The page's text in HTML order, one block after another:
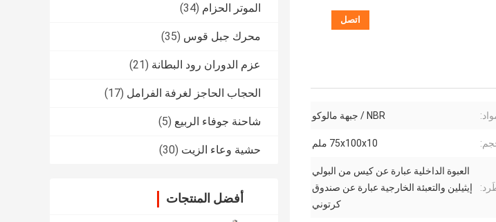
الموتر الحزام (34)
محرك جبل قوس (35)
عزم الدوران رود البطانة (21)
الحجاب الحاجز لغرفة الفرامل (17)
شاحنة جوفاء الربيع (5)
حشية وعاء الزيت (30)
أفضل المنتجات
اتصل
NBR / جبهة مالوكو
75x100x10 ملم
العبوة الداخلية عبارة عن كيس من البولي
إيثيلين والتعبئة الخارجية عبارة عن صندوق
كرتوني